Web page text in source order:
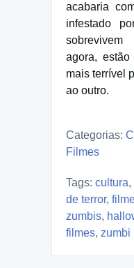
acabaria
infestado
agora,
mais terrível
ao outro.
Categorias:
Filmes
Tags: cultura,
de terror,
zumbis,
filmes, zumbi